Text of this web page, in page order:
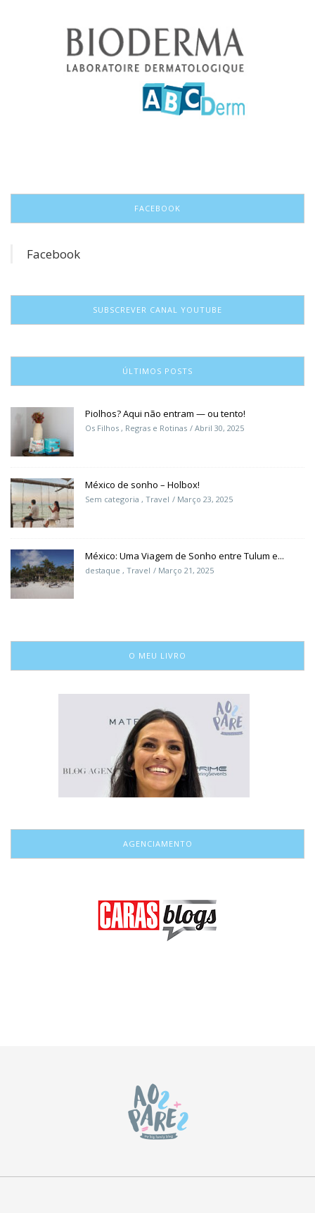
FACEBOOK
Facebook
SUBSCREVER CANAL YOUTUBE
ÚLTIMOS POSTS
Piolhos? Aqui não entram — ou tento!
Os Filhos , Regras e Rotinas Abril 30, 2025
México de sonho – Holbox!
Sem categoria , Travel Março 23, 2025
México: Uma Viagem de Sonho entre Tulum e...
destaque , Travel Março 21, 2025
O MEU LIVRO
AGENCIAMENTO